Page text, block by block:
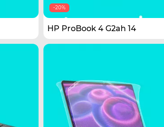
-20%
HP ProBook 4 G2ah 14